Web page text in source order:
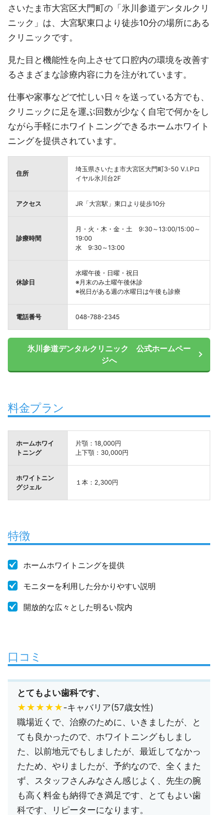
さいたま市大宮区大門町の「氷川参道デンタルクリ
ニック」は、大宮駅東口より徒歩10分の場所にある
クリニックです。
見た目と機能性を向上させて口腔内の環境を改善す
るさまざまな診療内容に力を注がれています。
仕事や家事などで忙しい日々を送っている方でも、
クリニックに足を運ぶ回数が少なく自宅で何かをし
ながら手軽にホワイトニングできるホームホワイト
ニングを提供されています。
住所
埼玉県さいたま市大宮区大門町3-50 V.I.Pロ
イヤル氷川台2F
アクセス JR「大宮駅」東口より徒歩10分
診療時間
月・火・木・金・土 9:30～13:00/15:00～
19:00
水 9:30～13:00
休診日
水曜午後・日曜・祝日
※月末のみ土曜午後休診
※祝日がある週の水曜日は午後も診療
電話番号 048-788-2345
氷川参道デンタルクリニック 公式ホームペー
ジへ
料金プラン
ホームホワイ
トニング
片顎：18,000円
上下顎：30,000円
ホワイトニン
グジェル
１本：2,300円
特徴
ホームホワイトニングを提供
モニターを利用した分かりやすい説明
開放的な広々とした明るい院内
口コミ
とてもよい歯科です、
★★★★★-キャバリア(57歳女性)
職場近くで、治療のために、いきましたが、と
ても良かったので、ホワイトニングもしまし
た、以前地元でもしましたが、最近してなかっ
たため、やりましたが、予約なので、全くまた
ず、スタッフさんみなさん感じよく、先生の腕
も高く料金も納得でき満足です、とてもよい歯
科です、リピーターになります。